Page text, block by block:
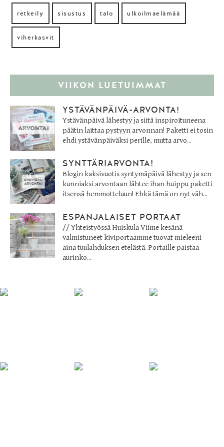
retkeily sisustus talo ulkoilmaelämää
viherkasvit
VIIKON LUETUIMMAT
YSTÄVÄNPÄIVÄ-ARVONTA!
Ystävänpäivä lähestyy ja siitä inspiroituneena
päätin laittaa pystyyn arvonnan! Paketti ei tosin
ehdi ystävänpäiväksi perille, mutta arvo...
SYNTTÄRIARVONTA!
Blogin kaksivuotis syntymäpäivä lähestyy ja sen
kunniaksi arvontaan lähtee ihan huippu paketti
itsensä hemmotteluun! Ehkä tämä on nyt väh...
ESPANJALAISET PORTAAT
// Yhteistyössä Huiskula Viime kesänä
valmistuneet kiviportaamme tuovat mieleeni
aina tuulahduksen etelästä. Portaille paistaa
aurinko...